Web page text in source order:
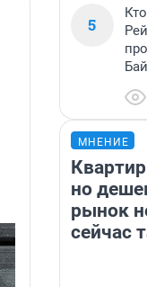
5
МНЕНИЕ
но
рынок
сейчас